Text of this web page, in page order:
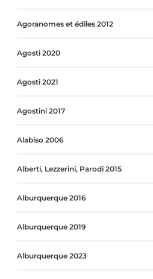
Agoranomes et édiles 2012
Agosti 2020
Agosti 2021
Agostini 2017
Alabiso 2006
Alberti, Lezzerini, Parodi 2015
Alburquerque 2016
Alburquerque 2019
Alburquerque 2023